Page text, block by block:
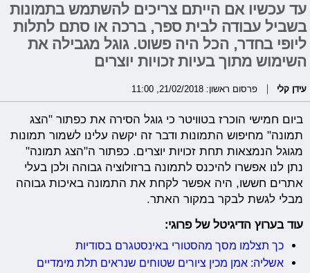
עד עכשיו אם הייתם צריכים להשתמש בתמונות
בשביל עבודה לבית ספר, ברכה או סתם לתלות
ליופי בחדר, הכל היה פשוט. גוגל מגבילה את
השימוש מתוך בעיות זכויות יוצרים
עידן קלי פרסום ראשון: 21/02/2018, 11:00
ביום חמישי הוכרז בטוויטר כי גוגל הסירה את כפתור "הצג
תמונה" מחיפוש התמונות ודבר זה יקשה עלינו לשמור תמונות
מגוגל הנמצאות תחת זכויות יוצרים. כפתור ה"הצג תמונה"
נתן לנו אפשרו להיכנס לתמונה ברזולוציה גבוהה ולכן בעלי
אתרים חששו, היה אפשר לקחת את התמונה באיכות גבוהה
מבלי לגשת לבקר במקור האתר.
עוד בערוץ הדיגיטל של פרוגי:
כך תצלמו מסך מהסטורי באינסטגרם בסודיות
אשליה: אמן מכין ציורים שטוחים שנראים תלת מימדיים